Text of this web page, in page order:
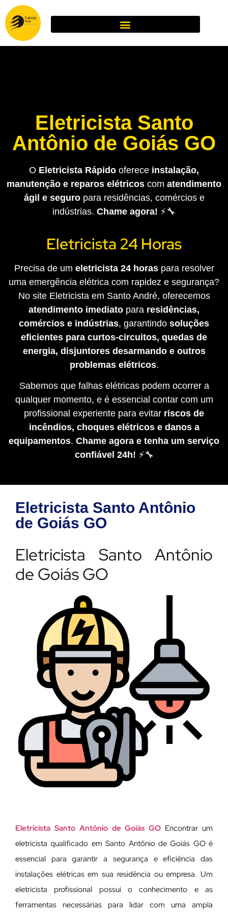
Eletricista Santo
Antônio de Goiás GO
O Eletricista Rápido oferece instalação,
manutenção e reparos elétricos com atendimento
ágil e seguropara residências, comércios e
indústrias. Chame agora! ⚡🔧
Eletricista 24 Horas
Precisa de um eletricista 24 horaspara resolver
uma emergência elétrica com rapidez e segurança?
No site Eletricista em Santo André, oferecemos
atendimento imediato para residências,
comércios e indústrias, garantindo soluções
eficientes para curtos-circuitos, quedas de
energia, disjuntores desarmando e outros
problemas elétricos.
Sabemos que falhas elétricas podem ocorrer a
qualquer momento, e é essencial contar com um
profissional experiente para evitar riscos de
incêndios, choques elétricos e danos a
equipamentos. Chame agora e tenha um serviço
confiável 24h! ⚡🔧
Eletricista Santo Antônio
de Goiás GO
Eletricista Santo Antônio
de Goiás GO
Eletricista Santo Antônio de Goiás GO Encontrar um
eletricista qualificado em Santo Antônio de Goiás GO é
essencial para garantir a segurança e eficiência das
instalações elétricas em sua residência ou empresa. Um
eletricista profissional possui o conhecimento e as
ferramentas necessárias para lidar com uma ampla